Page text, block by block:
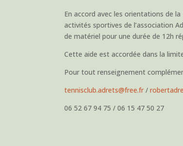
En accord avec les orientations de
activités sportives de l’association
de matériel pour une durée de 12h
Cette aide est accordée dans la
Pour tout renseignement
tennisclub.adrets@free.fr /
06 52 67 94 75 / 06 15 47 50 27